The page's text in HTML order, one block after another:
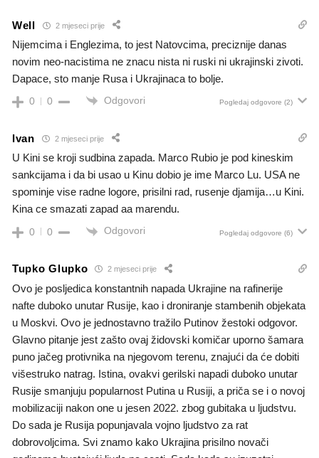
Well 2 mjeseci prije
Nijemcima i Englezima, to jest Natovcima, preciznije danas
novim neo-nacistima ne znacu nista ni ruski ni ukrajinski zivoti.
Dapace, sto manje Rusa i Ukrajinaca to bolje.
0 0 Odgovori Pogledaj odgovore (2)
Ivan 2 mjeseci prije
U Kini se kroji sudbina zapada. Marco Rubio je pod kineskim
sankcijama i da bi usao u Kinu dobio je ime Marco Lu. USA ne
spominje vise radne logore, prisilni rad, rusenje djamija…u Kini.
Kina ce smazati zapad aa marendu.
0 0 Odgovori Pogledaj odgovore (6)
Tupko Glupko 2 mjeseci prije
Ovo je posljedica konstantnih napada Ukrajine na rafinerije
nafte duboko unutar Rusije, kao i droniranje stambenih objekata
u Moskvi. Ovo je jednostavno tražilo Putinov žestoki odgovor.
Glavno pitanje jest zašto ovaj židovski komičar uporno šamara
puno jačeg protivnika na njegovom terenu, znajući da će dobiti
višestruko natrag. Istina, ovakvi gerilski napadi duboko unutar
Rusije smanjuju popularnost Putina u Rusiji, a priča se i o novoj
mobilizaciji nakon one u jesen 2022. zbog gubitaka u ljudstvu.
Do sada je Rusija popunjavala vojno ljudstvo za rat
dobrovoljcima. Svi znamo kako Ukrajina prisilno novači